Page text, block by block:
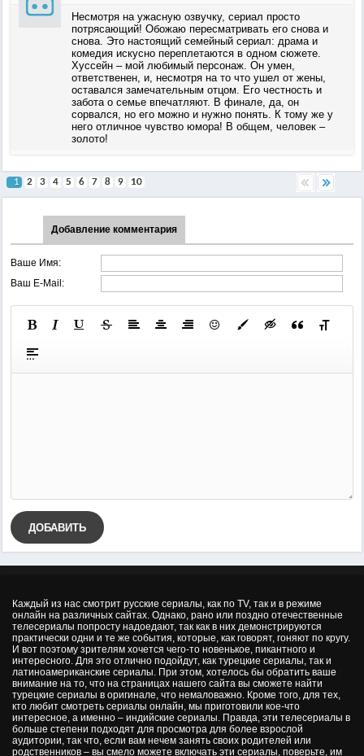
Несмотря на ужасную озвучку, сериал просто
потрясающий! Обожаю пересматривать его снова и
снова. Это настоящий семейный сериал: драма и
комедия искусно переплетаются в одном сюжете.
Хуссейн – мой любимый персонаж. Он умен,
ответственен, и, несмотря на то что ушел от жены,
оставался замечательным отцом. Его честность и
забота о семье впечатляют. В финале, да, он
сорвался, но его можно и нужно понять. К тому же у
него отличное чувство юмора! В общем, человек –
золото!
1 2 3 4 5 6 7 8 9 10
Добавление комментария
Ваше Имя:
Ваш E-Mail:
ДОБАВИТЬ
Каждый из нас смотрит русские сериалы, как по TV, так и в режиме
онлайн на различных сайтах. Однако, рано или поздно отечественные
телесериалы попросту надоедают, так как в них демонстрируются
практически одни и те же события, которые, как говорят, гоняют по кругу.
И вот поэтому зрителям хочется чего-то новенькое, пикантного и
интересного. Для это отлично подойдут, как турецкие сериалы, так и
латиноамериканские сериалы. При этом, хотелось бы обратить ваше
внимание на то, что на страницах нашего сайта вы сможете найти
турецкие сериалы в оригинале, что немаловажно. Кроме того, для тех,
кто любит смотреть сериалы онлайн, мы приготовили кое-что
интересное, а именно – индийские сериалы. Правда, эти телесериалы в
больше степени подходят для просмотра для более взрослой
аудитории, так что, если вам нечем занять своих родителей или
родственников – вы смело можете включать эти сериалы, поверьте, им